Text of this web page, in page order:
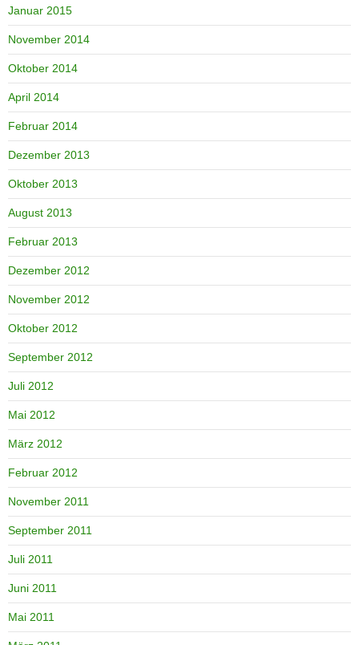
Januar 2015
November 2014
Oktober 2014
April 2014
Februar 2014
Dezember 2013
Oktober 2013
August 2013
Februar 2013
Dezember 2012
November 2012
Oktober 2012
September 2012
Juli 2012
Mai 2012
März 2012
Februar 2012
November 2011
September 2011
Juli 2011
Juni 2011
Mai 2011